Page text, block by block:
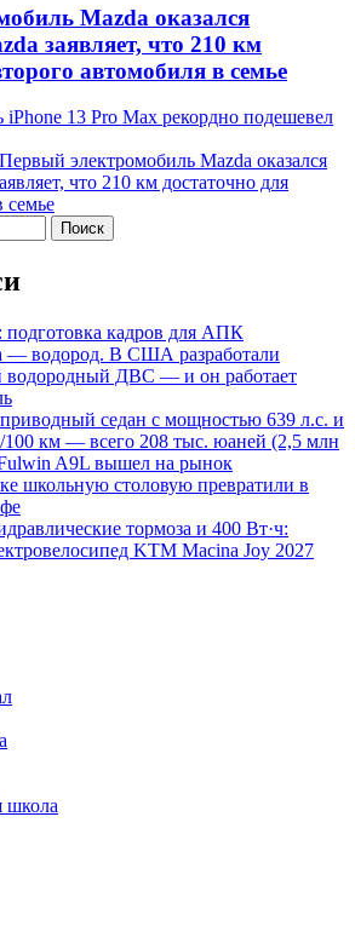
Mazda оказался
заявляет, что 210 км
автомобиля в семье
iPhone 13 Pro Max рекордно подешевел
Первый электромобиль Mazda оказался
что 210 км достаточно для
семье
подготовка кадров для АПК
— водород. В США разработали
водородный ДВС — и он работает
седан с мощностью 639 л.с. и
100 км — всего 208 тыс. юаней (2,5 млн
A9L вышел на рынок
школьную столовую превратили в
тормоза и 400 Вт·ч:
KTM Macina Joy 2027
школа